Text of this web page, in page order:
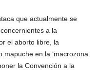
que actualmente se
a la
el aborto libre, la
en la ‘macrozona
la Convención a la